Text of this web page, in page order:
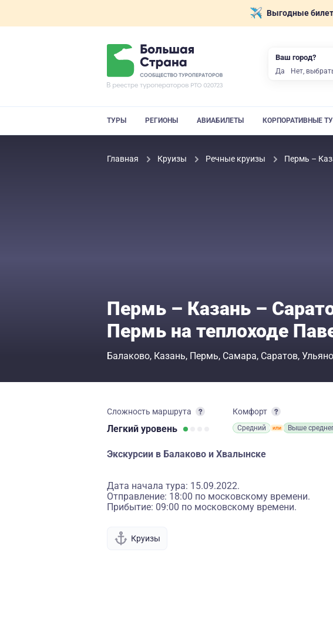
Выгодные
ТУРЫ РЕГИОНЫ АВИАБИЛЕТЫ КОРПОРАТИВНЫЕ
Главная Круизы Речные круизы Пермь –
Пермь – Казань –
Пермь на теплоходе
Балаково Казань Пермь Самара Саратов
Сложность маршрута
Легкий уровень
Комфорт
Средний Выше
Экскурсии в Балаково и Хвалынске
Дата начала тура: 15.09.2022.
Отправление: 18:00 по московскому времени.
Прибытие: 09:00 по московскому времени.
Круизы
Ваш город?
Да Нет,